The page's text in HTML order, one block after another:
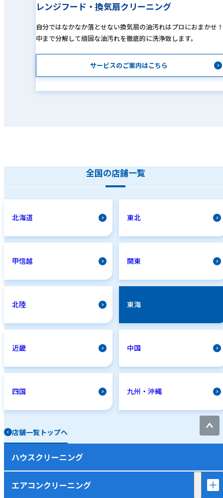
レンジフード・換気扇クリーニング
自分ではなかなか落とせない換気扇の油汚れはプロにおまかせ！
中まで分解して頑固な油汚れを徹底的に洗浄致します。
サービスのご案内はこちら
全国の店舗一覧
北海道 東北
甲信越 関東
北陸 東海
近畿 中国
四国 九州・沖縄
店舗一覧トップへ
ハウスクリーニング
エアコンクリーニング